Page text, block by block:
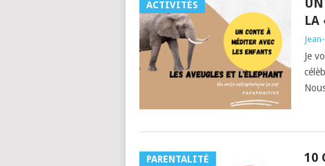
ACTIVITÉS
LA
Je
PARENTALITÉ
10